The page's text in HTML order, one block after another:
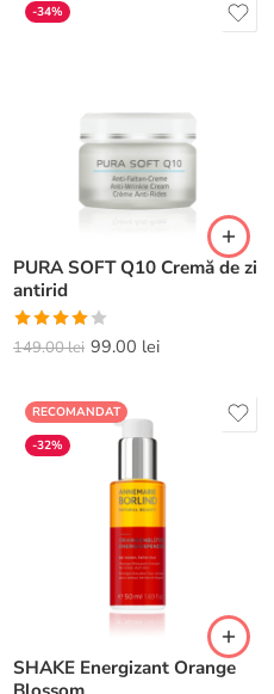
-34%
PURA SOFT Q10 Cremă de zi
antirid
Evaluat la
149.00lei 99.00 lei
RECOMANDAT
-32%
SHAKE Energizant Orange